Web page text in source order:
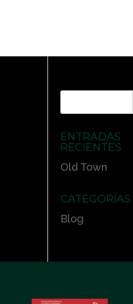
ENTRADAS
RECIENTES
Old Town
CATEGORÍAS
Blog